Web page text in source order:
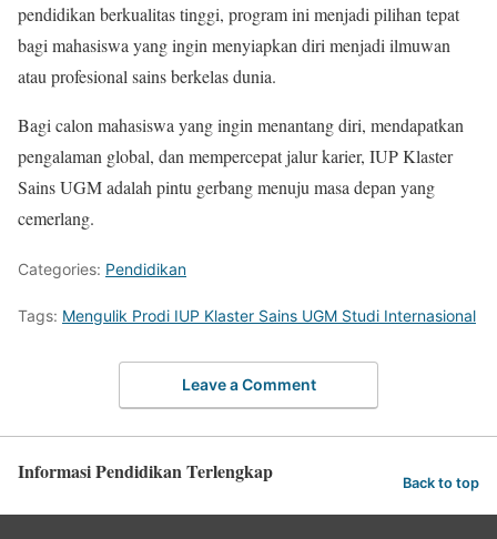
pendidikan berkualitas tinggi, program ini menjadi pilihan tepat
bagi mahasiswa yang ingin menyiapkan diri menjadi ilmuwan
atau profesional sains berkelas dunia.
Bagi calon mahasiswa yang ingin menantang diri, mendapatkan
pengalaman global, dan mempercepat jalur karier, IUP Klaster
Sains UGM adalah pintu gerbang menuju masa depan yang
cemerlang.
Categories: Pendidikan
Tags: Mengulik Prodi IUP Klaster Sains UGM Studi Internasional
Leave a Comment
Informasi Pendidikan Terlengkap Back to top